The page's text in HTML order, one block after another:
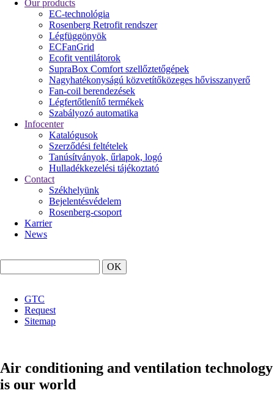
Our products
EC-technológia
Rosenberg Retrofit rendszer
Légfüggönyök
ECFanGrid
Ecofit ventilátorok
SupraBox Comfort szellőztetőgépek
Nagyhatékonyságú közvetítőközeges hővisszanyerő
Fan-coil berendezések
Légfertőtlenítő termékek
Szabályozó automatika
Infocenter
Katalógusok
Szerződési feltételek
Tanúsítványok, űrlapok, logó
Hulladékkezelési tájékoztató
Contact
Székhelyünk
Bejelentésvédelem
Rosenberg-csoport
Karrier
News
menu
GTC
Request
Sitemap
Air conditioning and ventilation technology
is our world